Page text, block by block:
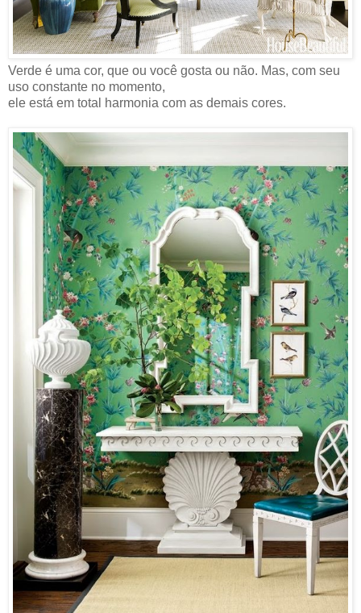
Verde é uma cor, que ou você gosta ou não. Mas, com seu
uso constante no momento,
ele está em total harmonia com as demais cores.